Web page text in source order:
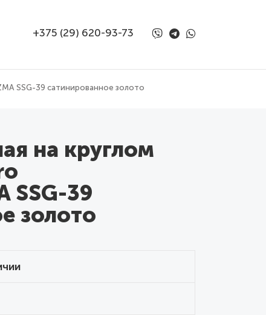
+375 (29) 620-93-73
SSG-39 сатинированное золото
на круглом
SSG-39
золото